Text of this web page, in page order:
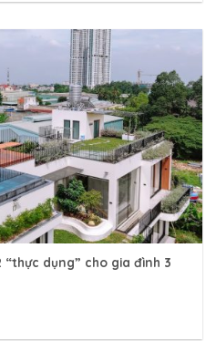
“thực dụng” cho gia đình 3